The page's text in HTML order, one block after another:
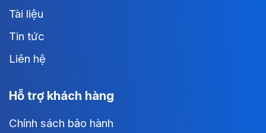
Tài liệu
Tin tức
Liên hệ
Hỗ trợ khách hàng
Chính sách bảo hành